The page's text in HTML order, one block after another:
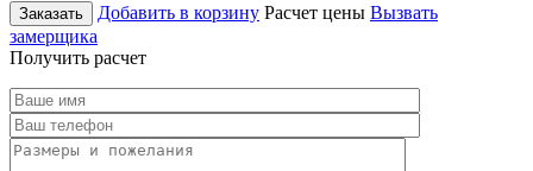
Заказать Добавить в корзину Расчет цены Вызвать
замерщика
Получить расчет